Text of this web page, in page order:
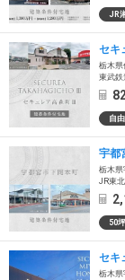
JR
セキ
栃木県
東武鉄
自
宇都
栃木県
JR東
50
セキ
栃木県